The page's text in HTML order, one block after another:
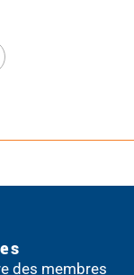
des membres